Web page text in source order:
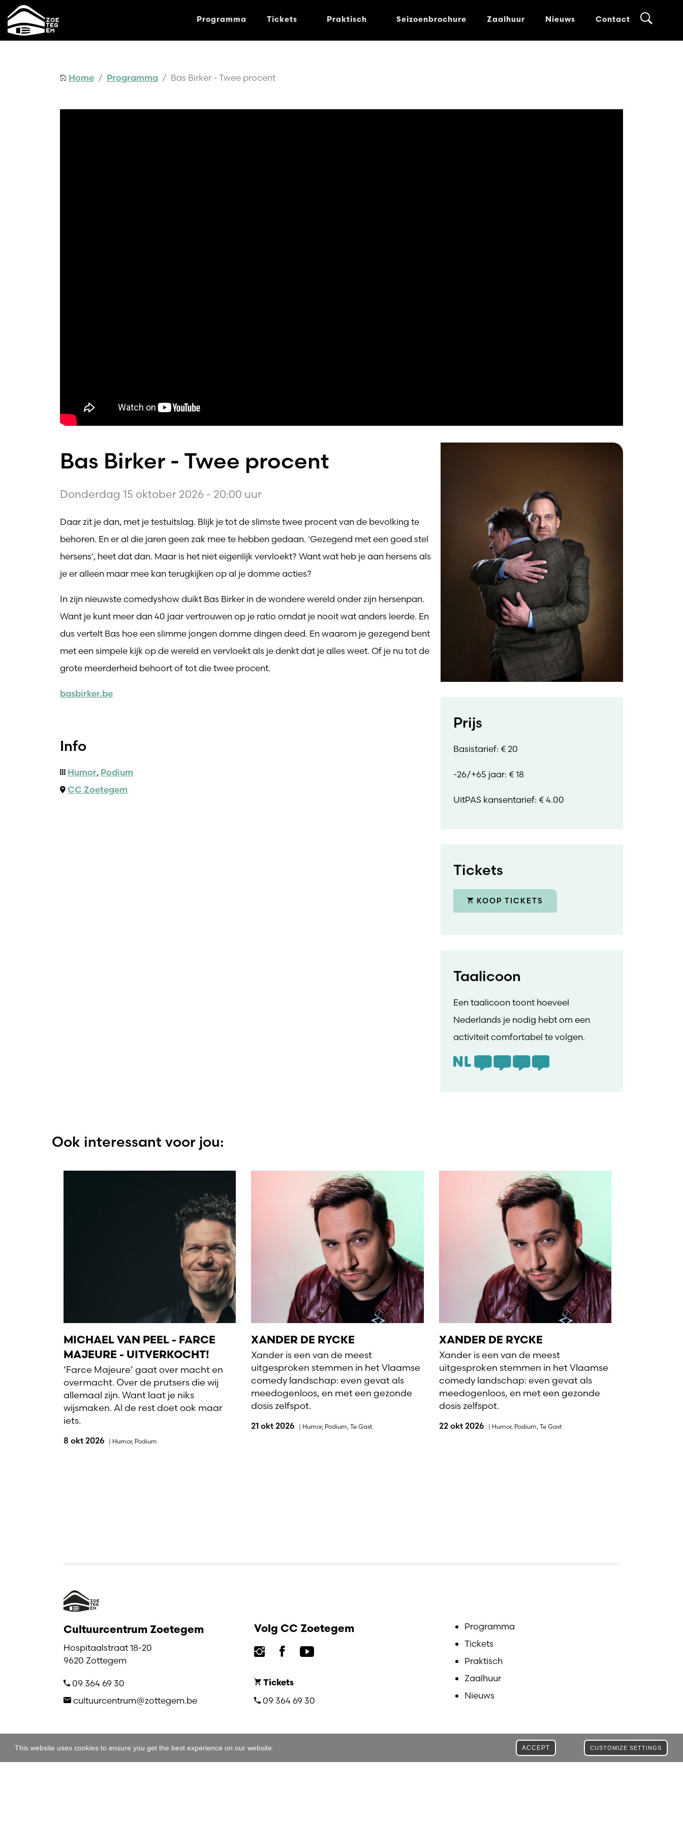
This website uses cookies to ensure you get the best experience on our website. CUSTOMIZE SETTINGS
ACCEPT
Programma Tickets Praktisch Seizoenbrochure Zaalhuur Nieuws Contact
Home / Programma / Bas Birker - Twee procent
Bas Birker - Twee procent
Donderdag 15 oktober 2026 - 20:00 uur
Daar zit je dan, met je testuitslag. Blijk je tot de slimste twee procent van de bevolking te
behoren. En er al die jaren geen zak mee te hebben gedaan. 'Gezegend met een goed stel
hersens', heet dat dan. Maar is het niet eigenlijk vervloekt? Want wat heb je aan hersens als
je er alleen maar mee kan terugkijken op al je domme acties?
In zijn nieuwste comedyshow duikt Bas Birker in de wondere wereld onder zijn hersenpan.
Want je kunt meer dan 40 jaar vertrouwen op je ratio omdat je nooit wat anders leerde. En
dus vertelt Bas hoe een slimme jongen domme dingen deed. En waarom je gezegend bent
met een simpele kijk op de wereld en vervloekt als je denkt dat je alles weet. Of je nu tot de
grote meerderheid behoort of tot die twee procent.
basbirker.be
Info
Humor, Podium
CC Zoetegem
Prijs
Basistarief: € 20
-26/+65 jaar: € 18
UitPAS kansentarief: € 4.00
Tickets
KOOP TICKETS
Taalicoon
Een taalicoon toont hoeveel
Nederlands je nodig hebt om een
activiteit comfortabel te volgen.
Ook interessant voor jou:
MICHAEL VAN PEEL - FARCE
MAJEURE - UITVERKOCHT!
‘Farce Majeure’ gaat over macht en
overmacht. Over de prutsers die wij
allemaal zijn. Want laat je niks
wijsmaken. Al de rest doet ook maar
iets.
8 okt 2026 | Humor, Podium
XANDER DE RYCKE
Xander is een van de meest
uitgesproken stemmen in het Vlaamse
comedy landschap: even gevat als
meedogenloos, en met een gezonde
dosis zelfspot.
21 okt 2026 | Humor, Podium ,Te Gast
XANDER DE RYCKE
Xander is een van de meest
uitgesproken stemmen in het Vlaamse
comedy landschap: even gevat als
meedogenloos, en met een gezonde
dosis zelfspot.
22 okt 2026 | Humor, Podium Te Gast
Cultuurcentrum Zoetegem
Hospitaalstraat 18-20
9620 Zottegem
09 364 69 30
cultuurcentrum@zottegem.be
Volg CC Zoetegem
Tickets
09 364 69 30
Programma
Tickets
Praktisch
Zaalhuur
Nieuws